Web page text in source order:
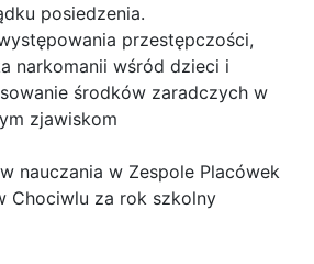
posiedzenia.
przestępczości,
narkomanii wśród dzieci i
środków zaradczych w
zjawiskom
nauczania w Zespole Placówek
Chociwlu za rok szkolny